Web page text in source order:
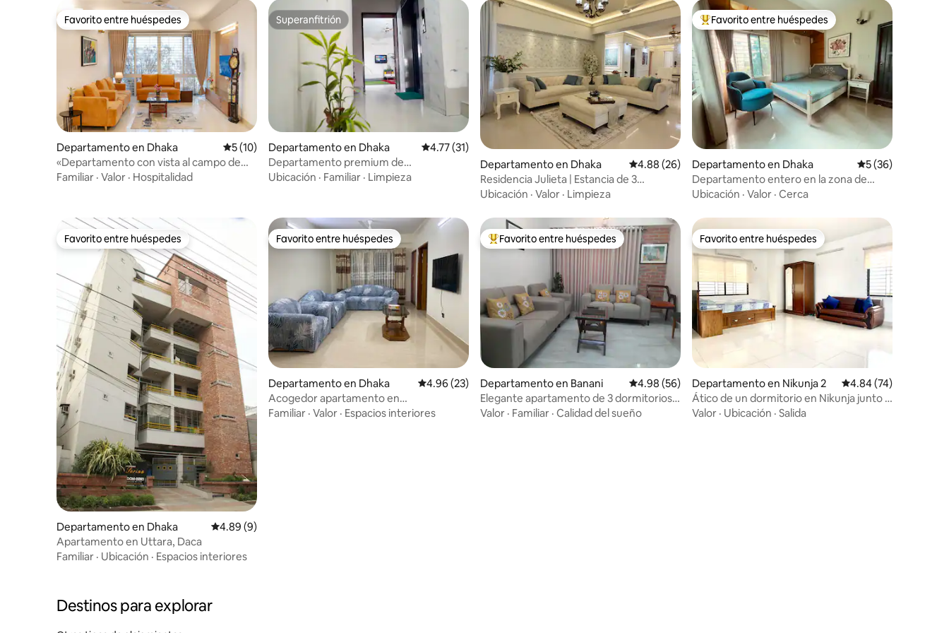
Favorito entre huéspedes
Favorito entre huéspedes
Departamento en Dhaka Calificación promedio: 5 de 5; 10 evaluaciones
5 (10)
«Departamento con vista al campo de
golf en el piso 12 en Banani»
Familiar · Valor · Hospitalidad
Superanfitrión
Superanfitrión
Departamento en Dhaka Calificación promedio: 4.77 de 5; 31 evaluaciones
4.77 (31)
Departamento premium de
3 habitaciones/4 baños en Bashundhara,
Ubicación · Familiar · Limpieza
Departamento en Dhaka Calificación promedio: 4.88 de 5; 26 evaluaciones
4.88 (26)
Residencia Julieta | Estancia de 3
dormitorios
Ubicación · Valor · Limpieza
De los mejores en Favorito entre huéspedes
Favorito entre huéspedes
Departamento en Dhaka Calificación
5 (36)
Departamento entero en la zona de
Gulshan-1
Ubicación · Valor · Cerca
Favorito entre huéspedes
Favorito entre huéspedes
Departamento en Dhaka Calificación promedio: 4.89 de 5; 9 evaluaciones
4.89 (9)
Apartamento en Uttara, Daca
Familiar · Ubicación · Espacios interiores
Favorito entre huéspedes
Favorito entre huéspedes
Departamento en Dhaka Calificación promedio: 4.96 de 5; 23 evaluaciones
4.96 (23)
Acogedor apartamento en
Mohammadpur
Familiar · Valor · Espacios interiores
De los mejores en Favorito entre huéspedes
Favorito entre huéspedes
Departamento en Banani Calificación promedio: 4.98 de 5; 56 evaluaciones
4.98 (56)
Elegante apartamento de 3 dormitorios
con vistas a Banani, excelente ubicación
Valor · Familiar · Calidad del sueño
Favorito entre huéspedes
Favorito entre huéspedes
Departamento en Nikunja 2 Calificación
4.84 (74)
Ático de un dormitorio en Nikunja junto al
aeropuerto.
Valor · Ubicación · Salida
Destinos para explorar